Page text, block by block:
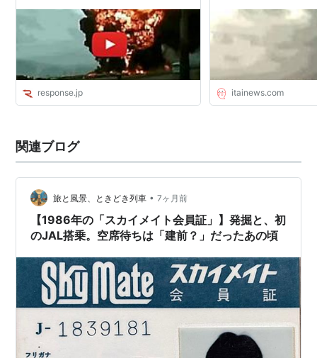
response.jp itainews.com
関連ブログ
旅と風景、ときどき列車 • 7ヶ月前
【1986年の「スカイメイト会員証」】発掘と、初
のJAL搭乗。空席待ちは「建前？」だったあの頃